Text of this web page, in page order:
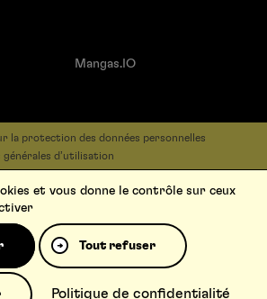
Mangas.IO
la protection des données personnelles
d’utilisation
projet
série
nous ?
et vous donne le contrôle sur ceux
Tout refuser
Politique de confidentialité